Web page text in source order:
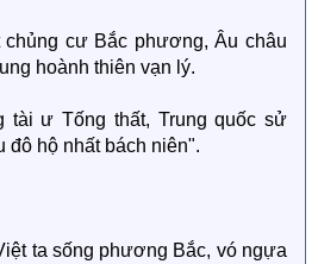
cư Bắc phương, Âu châu
hoành thiên vạn lý.
tài ư Tống thất, Trung quốc sử
đô hộ nhất bách niên".
ta sống phương Bắc, vó ngựa